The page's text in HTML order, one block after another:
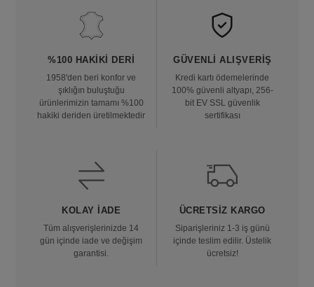
%100 HAKIKI DERI
1958'den beri konfor ve
şıklığın buluştuğu
ürünlerimizin tamamı %100
hakiki deriden üretilmektedir
GÜVENLI ALIŞVERIŞ
Kredi kartı ödemelerinde
100% güvenli altyapı, 256-
bit EV SSL güvenlik
sertifikası
KOLAY İADE
Tüm alışverişlerinizde 14
gün içinde iade ve değişim
garantisi.
ÜCRETSIZ KARGO
Siparişleriniz 1-3 iş günü
içinde teslim edilir. Üstelik
ücretsiz!